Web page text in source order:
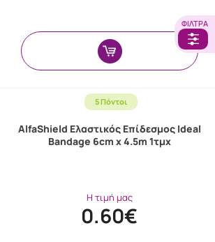
ΦΊΛΤΡΑ
5 Πόντοι
AlfaShield Ελαστικός Επίδεσμος Ideal
Bandage 6cm x 4.5m 1τμχ
Η τιμή μας
0.60€